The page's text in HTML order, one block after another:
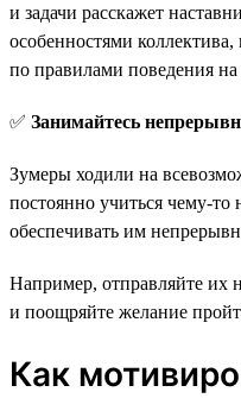
и задачи расскажет
особенностями коллектива,
по правилами поведения на
✅ Занимайтесь
Зумеры ходили на
постоянно учиться чему-
обеспечивать им
Например, отправляйте их
и поощряйте желание
Как